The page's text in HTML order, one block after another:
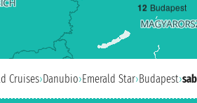
12 Budapest
Cruises›Danubio›Emerald Star›Budapest›